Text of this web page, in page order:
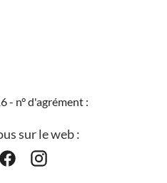
- n° d'agrément :
sur le web :